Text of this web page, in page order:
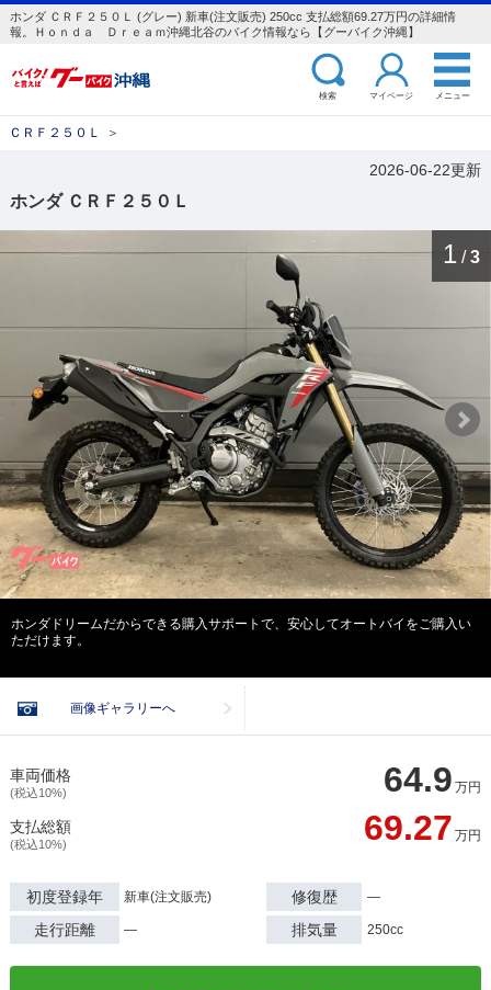
ホンダ ＣＲＦ２５０Ｌ (グレー) 新車(注文販売) 250cc 支払総額69.27万円の詳細情
報。Ｈｏｎｄａ Ｄｒｅａｍ沖縄北谷のバイク情報なら【グーバイク沖縄】
検索 マイページ メニュー
ＣＲＦ２５０Ｌ ＞
2026-06-22更新
ホンダ ＣＲＦ２５０Ｌ
1 / 3
ホンダドリームだからできる購入サポートで、安心してオートバイをご購入い
ただけます。
画像ギャラリーへ
車両価格
(税込10%) 64.9 万円
支払総額
(税込10%) 69.27 万円
初度登録年 新車(注文販売) 修復歴 ―
走行距離 ― 排気量 250cc